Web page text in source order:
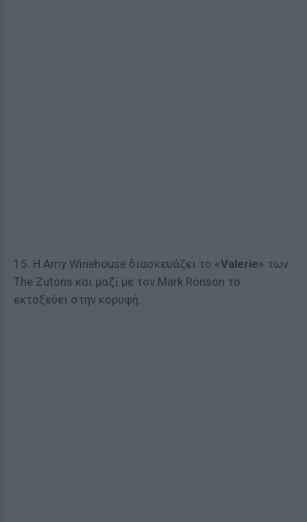
15. Η Amy Winehouse διασκευάζει το «Valerie» των
The Zutons και μαζί με τον Mark Ronson το
εκτοξεύει στην κορυφή.